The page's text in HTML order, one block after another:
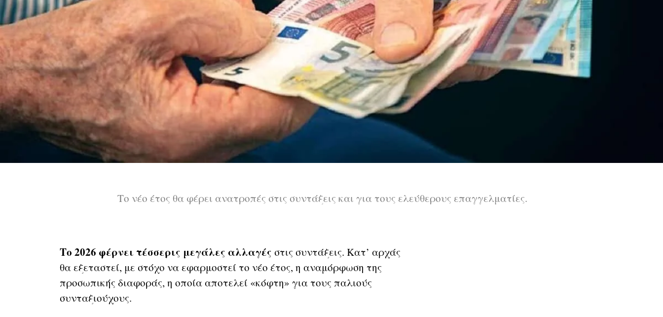
Το νέο έτος θα φέρει ανατροπές στις συντάξεις και για τους ελεύθερους επαγγελματίες.
Το 2026 φέρνει τέσσερις μεγάλες αλλαγές στις συντάξεις. Κατ’ αρχάς
θα εξεταστεί, με στόχο να εφαρμοστεί το νέο έτος, η αναμόρφωση της
προσωπικής διαφοράς, η οποία αποτελεί «κόφτη» για τους παλιούς
συνταξιούχους.